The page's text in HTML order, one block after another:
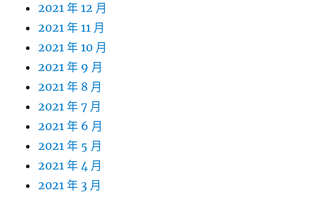
2021 年 12 月
2021 年 11 月
2021 年 10 月
2021 年 9 月
2021 年 8 月
2021 年 7 月
2021 年 6 月
2021 年 5 月
2021 年 4 月
2021 年 3 月